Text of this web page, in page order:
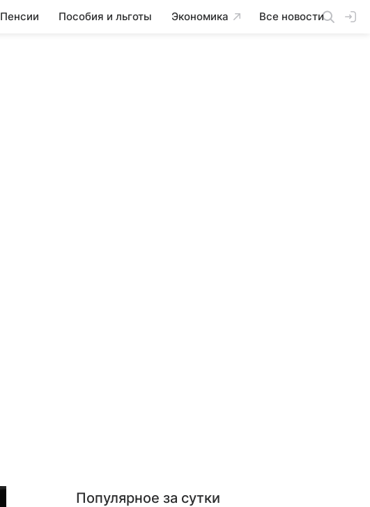
Пенсии Пособия и льготы Экономика Все новости
Популярное за сутки